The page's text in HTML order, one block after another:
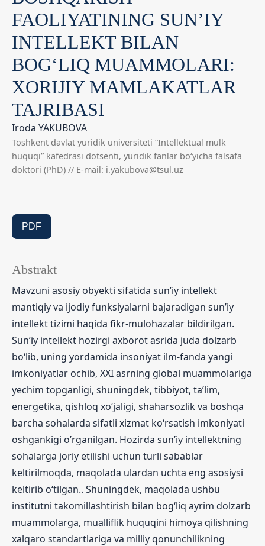
FAOLIYATINING SUN’IY
INTELLEKT BILAN
BOG‘LIQ MUAMMOLARI:
XORIJIY MAMLAKATLAR
TAJRIBASI
Iroda YAKUBOVA
Toshkent davlat yuridik universiteti “Intellektual mulk
huquqi” kafedrasi dotsenti, yuridik fanlar bo‘yicha falsafa
doktori (PhD) // E-mail: i.yakubova@tsul.uz
PDF
Abstrakt
Mavzuni asosiy obyekti sifatida sun’iy intellekt
mantiqiy va ijodiy funksiyalarni bajaradigan sun’iy
intellekt tizimi haqida fikr-mulohazalar bildirilgan.
Sun’iy intellekt hozirgi axborot asrida juda dolzarb
bo‘lib, uning yordamida insoniyat ilm-fanda yangi
imkoniyatlar ochib, XXI asrning global muammolariga
yеchim topganligi, shuningdek, tibbiyot, taʼlim,
energetika, qishloq xoʻjaligi, shaharsozlik va boshqa
barcha sohalarda sifatli xizmat koʻrsatish imkoniyati
oshgankigi o’rganilgan. Hozirda sunʼiy intellektning
sohalarga joriy etilishi uchun turli sabablar
keltirilmoqda, maqolada ulardan uchta eng asosiysi
keltirib o‘tilgan.. Shuningdek, maqolada ushbu
institutni takomillashtirish bilan bog‘liq ayrim dolzarb
muammolarga, mualliflik huquqini himoya qilishning
xalqaro standartlariga va milliy qonunchilikning